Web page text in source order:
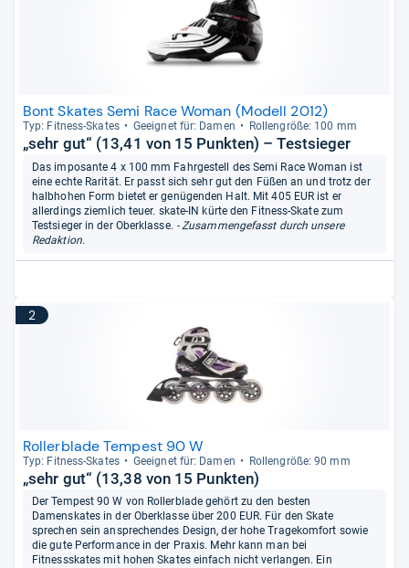
Bont Skates Semi Race Woman (Modell 2012)
Typ: Fit­ness-​Ska­tes Geeig­net für: Damen Rol­len­größe: 100 mm
„sehr gut“ (13,41 von 15 Punkten) – Testsieger
Das imposante 4 x 100 mm Fahrgestell des Semi Race Woman ist
eine echte Rarität. Er passt sich sehr gut den Füßen an und trotz der
halbhohen Form bietet er genügenden Halt. Mit 405 EUR ist er
allerdings ziemlich teuer. skate-IN kürte den Fitness-Skate zum
Testsieger in der Oberklasse. - Zusammengefasst durch unsere
Redaktion.
2
Rollerblade Tempest 90 W
Typ: Fit­ness-​Ska­tes Geeig­net für: Damen Rol­len­größe: 90 mm
„sehr gut“ (13,38 von 15 Punkten)
Der Tempest 90 W von Rollerblade gehört zu den besten
Damenskates in der Oberklasse über 200 EUR. Für den Skate
sprechen sein ansprechendes Design, der hohe Tragekomfort sowie
die gute Performance in der Praxis. Mehr kann man bei
Fitnessskates mit hohen Skates einfach nicht verlangen. Ein